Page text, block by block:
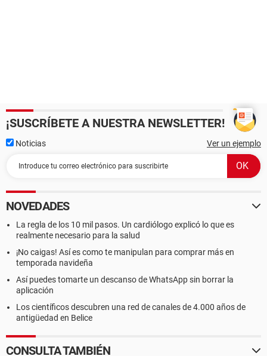
¡SUSCRÍBETE A NUESTRA NEWSLETTER!
Noticias Ver un ejemplo
NOVEDADES
La regla de los 10 mil pasos. Un cardiólogo explicó lo que es
realmente necesario para la salud
¡No caigas! Así es como te manipulan para comprar más en
temporada navideña
Así puedes tomarte un descanso de WhatsApp sin borrar la
aplicación
Los científicos descubren una red de canales de 4.000 años de
antigüedad en Belice
CONSULTA TAMBIÉN